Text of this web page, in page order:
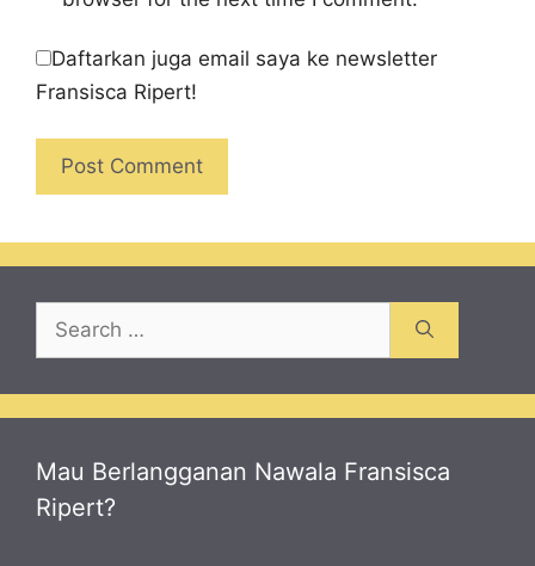
Daftarkan juga email saya ke newsletter
Fransisca Ripert!
for:
Mau Berlangganan Nawala Fransisca
Ripert?